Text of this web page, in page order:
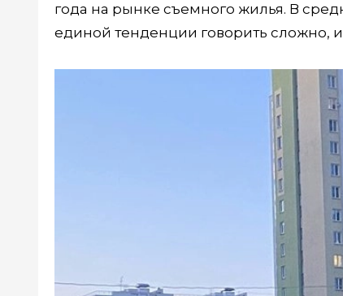
года на рынке съемного жилья. В
единой тенденции говорить сложно,